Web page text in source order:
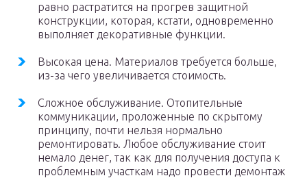
равно растратится на прогрев защитной
конструкции, которая, кстати, одновременно
выполняет декоративные функции.
Высокая цена. Материалов требуется больше,
из-за чего увеличивается стоимость.
Сложное обслуживание. Отопительные
коммуникации, проложенные по скрытому
принципу, почти нельзя нормально
ремонтировать. Любое обслуживание стоит
немало денег, так как для получения доступа к
проблемным участкам надо провести демонтаж